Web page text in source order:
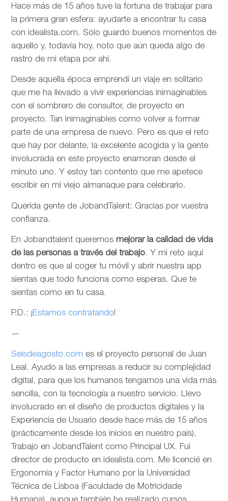
Hace más de 15 años tuve la fortuna de trabajar para
la primera gran esfera: ayudarte a encontrar tu casa
con idealista.com. Sólo guardo buenos momentos de
aquello y, todavía hoy, noto que aún queda algo de
rastro de mi etapa por ahí.
Desde aquella época emprendí un viaje en solitario
que me ha llevado a vivir experiencias inimaginables
con el sombrero de consultor, de proyecto en
proyecto. Tan inimaginables como volver a formar
parte de una empresa de nuevo. Pero es que el reto
que hay por delante, la excelente acogida y la gente
involucrada en este proyecto enamoran desde el
minuto uno. Y estoy tan contento que me apetece
escribir en mi viejo almanaque para celebrarlo.
Querida gente de JobandTalent: Gracias por vuestra
confianza.
En Jobandtalent queremos mejorar la calidad de vida
de las personas a través del trabajo. Y mi reto aquí
dentro es que al coger tu móvil y abrir nuestra app
sientas que todo funciona como esperas. Que te
sientas como en tu casa.
P.D.: ¡Estamos contratando!
—
Seisdeagosto.com es el proyecto personal de Juan
Leal. Ayudo a las empresas a reducir su complejidad
digital, para que los humanos tengamos una vida más
sencilla, con la tecnología a nuestro servicio. Llevo
involucrado en el diseño de productos digitales y la
Experiencia de Usuario desde hace más de 15 años
(prácticamente desde los inicios en nuestro país).
Trabajo en JobandTalent como Principal UX. Fui
director de producto en idealista.com. Me licencié en
Ergonomía y Factor Humano por la Universidad
Técnica de Lisboa (Faculdade de Motricidade